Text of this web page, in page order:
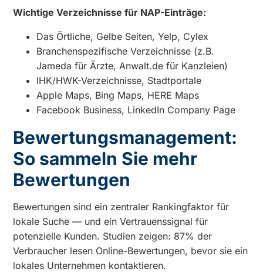
Wichtige Verzeichnisse für NAP-Einträge:
Das Örtliche, Gelbe Seiten, Yelp, Cylex
Branchenspezifische Verzeichnisse (z.B.
Jameda für Ärzte, Anwalt.de für Kanzleien)
IHK/HWK-Verzeichnisse, Stadtportale
Apple Maps, Bing Maps, HERE Maps
Facebook Business, LinkedIn Company Page
Bewertungsmanagement:
So sammeln Sie mehr
Bewertungen
Bewertungen sind ein zentraler Rankingfaktor für
lokale Suche — und ein Vertrauenssignal für
potenzielle Kunden. Studien zeigen: 87% der
Verbraucher lesen Online-Bewertungen, bevor sie ein
lokales Unternehmen kontaktieren.